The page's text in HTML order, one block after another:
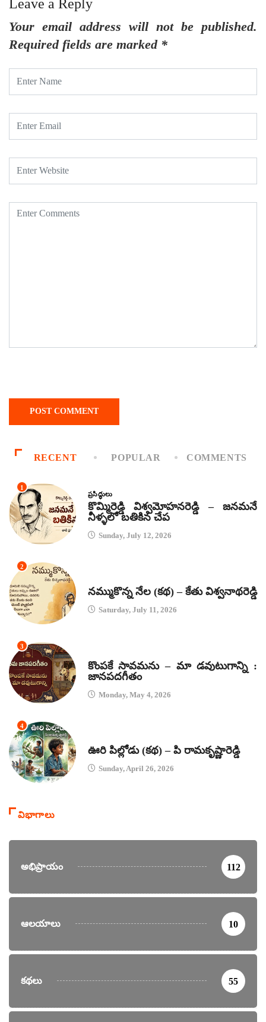
Leave a Reply
Your email address will not be published.
Required fields are marked *
RECENT POPULAR COMMENTS
1
ప్రసిద్ధులు
కొమ్మిరెడ్డి విశ్వమోహనరెడ్డి – జనమనే
నీళ్ళలో బతికిన చేప
Sunday, July 12, 2026
2
నమ్ముకొన్న నేల (కథ) – కేతు విశ్వనాథరెడ్డి
Saturday, July 11, 2026
3
కొంపకే సావమను – మా డవుటుగాన్ని :
జానపదగీతం
Monday, May 4, 2026
4
ఊరి పిల్లోడు (కథ) – పి రామకృష్ణారెడ్డి
Sunday, April 26, 2026
విభాగాలు
అభిప్రాయం 112
ఆలయాలు 10
కథలు 55